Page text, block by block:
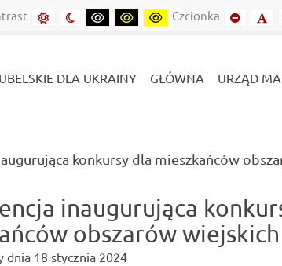
Domyślny kontrast
Kontrast nocny
Kontrast czarny-biały
Kontrast czarny-żółty
Kontrast żółto-czarny
Czcionka
DLA UKRAINY GŁÓWNA URZĄD
konkursy dla mieszkańców
inaugurująca
obszarów wiejskich
dnia 18 stycznia 2024